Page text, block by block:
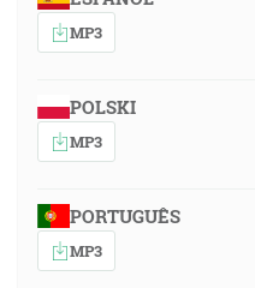
MP3
POLSKI
MP3
PORTUGUÊS
MP3